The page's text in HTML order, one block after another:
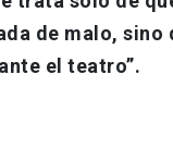
de malo, sino
el teatro”.